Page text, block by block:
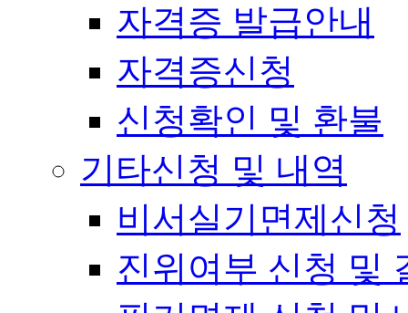
자격증 발급안내
자격증신청
신청확인 및 환불
기타신청 및 내역
비서실기면제신청
진위여부 신청 및